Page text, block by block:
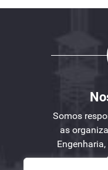
Somos
as